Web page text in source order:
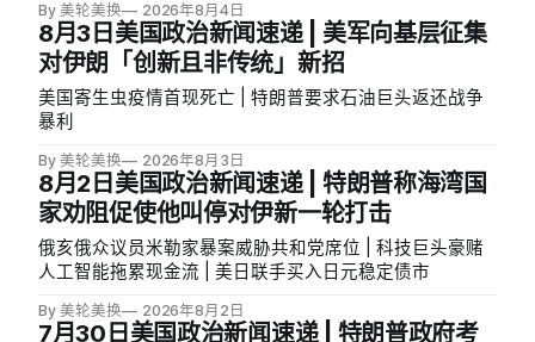
By 美轮美换 2026年8月4日
8月3日美国政治新闻速递 | 美军向基层征集
对伊朗「创新且非传统」新招
美国寄生虫疫情首现死亡 | 特朗普要求石油巨头返还战争
暴利
By 美轮美换 2026年8月3日
8月2日美国政治新闻速递 | 特朗普称海湾国
家劝阻促使他叫停对伊新一轮打击
俄亥俄众议员米勒家暴案威胁共和党席位 | 科技巨头豪赌
人工智能拖累现金流 | 美日联手买入日元稳定债市
By 美轮美换 2026年8月2日
7月30日美国政治新闻速递 | 特朗普政府考